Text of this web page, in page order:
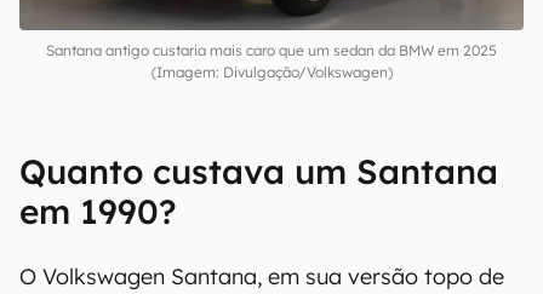
Santana antigo custaria mais caro que um sedan da BMW em 2025
(Imagem: Divulgação/Volkswagen)
Quanto custava um Santana
em 1990?
O Volkswagen Santana, em sua versão topo de